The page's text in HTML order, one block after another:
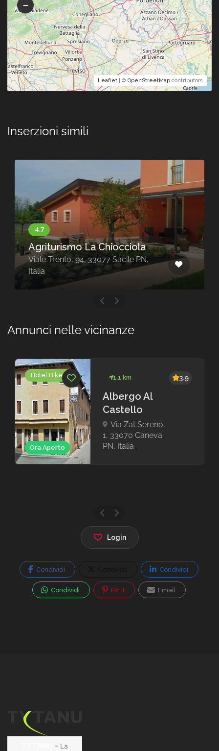
Leaflet | © OpenStreetMap contributors
Inserzioni simili
Sacile PN,
Agriturismo al
Via Castello, 7, 33070
Italia
Annunci nelle vicinanze
Ora Aperto
Hotel Biker 1.1 km
Albergo Al
Castello
Via Zat Sereno,
1, 33070 Caneva
PN, Italia
3.9
Login
Condividi Condividi
Condividi Pin It Email
– La